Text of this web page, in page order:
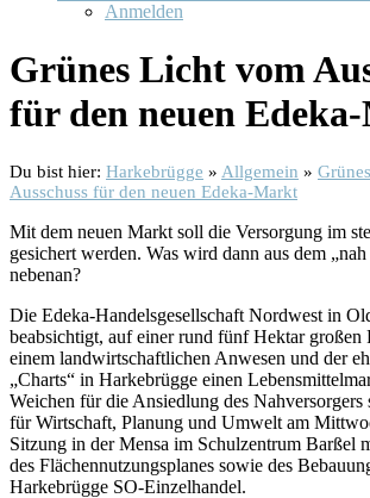
Anmelden
Grünes Licht vom
für den neuen
Du bist hier: Harkebrügge » Allgemein »
Ausschuss für den neuen Edeka-Markt
Mit dem neuen Markt soll die Versorgung im
gesichert werden. Was wird dann aus dem
nebenan?
Die Edeka-Handelsgesellschaft Nordwest in
beabsichtigt, auf einer rund fünf Hektar großen
einem landwirtschaftlichen Anwesen und der
„Charts“ in Harkebrügge einen
Weichen für die Ansiedlung des Nahversorgers
für Wirtschaft, Planung und Umwelt am
Sitzung in der Mensa im Schulzentrum Barßel
des Flächennutzungsplanes sowie des
Harkebrügge SO-Einzelhandel.